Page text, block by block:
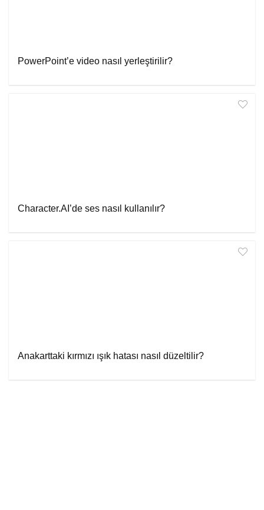
PowerPoint’e video nasıl yerleştirilir?
Character.AI’de ses nasıl kullanılır?
Anakarttaki kırmızı ışık hatası nasıl düzeltilir?